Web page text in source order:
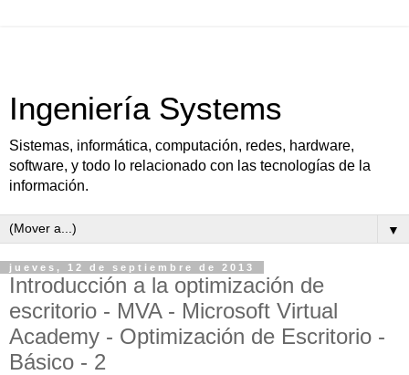
Ingeniería Systems
Sistemas, informática, computación, redes, hardware,
software, y todo lo relacionado con las tecnologías de la
información.
▼
jueves, 12 de septiembre de 2013
Introducción a la optimización de
escritorio - MVA - Microsoft Virtual
Academy - Optimización de Escritorio -
Básico - 2